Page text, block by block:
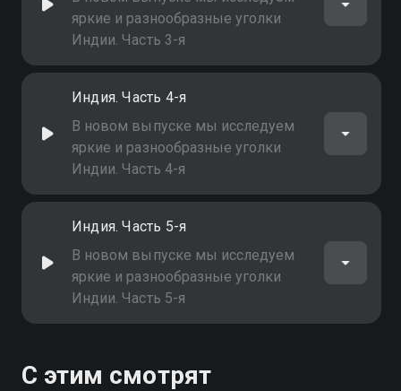
яркие и разнообразные уголки
Индии. Часть 3-я
Индия. Часть 4-я
В новом выпуске мы исследуем
яркие и разнообразные уголки
Индии. Часть 4-я
Индия. Часть 5-я
В новом выпуске мы исследуем
яркие и разнообразные уголки
Индии. Часть 5-я
С этим смотрят